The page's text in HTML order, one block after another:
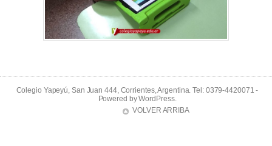
Colegio Yapeyú, San Juan 444, Corrientes, Argentina. Tel: 0379-4420071 -
Powered byWordPress.
VOLVER ARRIBA